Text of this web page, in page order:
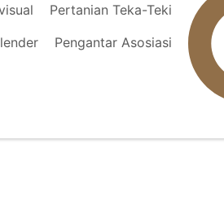
Pertanian Teka-Teki
Pengantar Asosiasi